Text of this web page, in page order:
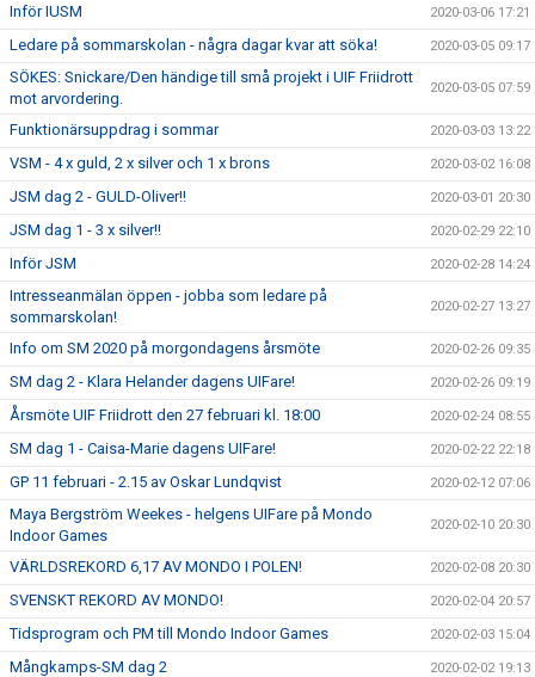
Inför IUSM 2020-03-06 17:21
Ledare på sommarskolan - några dagar kvar att söka! 2020-03-05 09:17
SÖKES: Snickare/Den händige till små projekt i UIF Friidrott
mot arvordering.
2020-03-05 07:59
Funktionärsuppdrag i sommar 2020-03-03 13:22
VSM - 4 x guld, 2 x silver och 1 x brons 2020-03-02 16:08
JSM dag 2 - GULD-Oliver!! 2020-03-01 20:30
JSM dag 1 - 3 x silver!! 2020-02-29 22:10
Inför JSM 2020-02-28 14:24
Intresseanmälan öppen - jobba som ledare på
sommarskolan!
2020-02-27 13:27
Info om SM 2020 på morgondagens årsmöte 2020-02-26 09:35
SM dag 2 - Klara Helander dagens UIFare! 2020-02-26 09:19
Årsmöte UIF Friidrott den 27 februari kl. 18:00 2020-02-24 08:55
SM dag 1 - Caisa-Marie dagens UIFare! 2020-02-22 22:18
GP 11 februari - 2.15 av Oskar Lundqvist 2020-02-12 07:06
Maya Bergström Weekes - helgens UIFare på Mondo
Indoor Games
2020-02-10 20:30
VÄRLDSREKORD 6,17 AV MONDO I POLEN! 2020-02-08 20:30
SVENSKT REKORD AV MONDO! 2020-02-04 20:57
Tidsprogram och PM till Mondo Indoor Games 2020-02-03 15:04
Mångkamps-SM dag 2 2020-02-02 19:13